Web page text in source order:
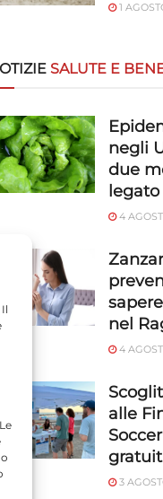
1
SALUTE E
negli
due
4
nel
4
alle
3